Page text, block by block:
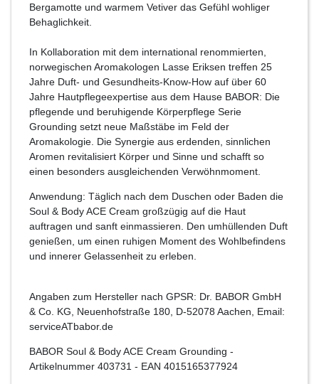
Bergamotte und warmem Vetiver das Gefühl wohliger
Behaglichkeit.
In Kollaboration mit dem international renommierten,
norwegischen Aromakologen Lasse Eriksen treffen 25
Jahre Duft- und Gesundheits-Know-How auf über 60
Jahre Hautpflegeexpertise aus dem Hause BABOR: Die
pflegende und beruhigende Körperpflege Serie
Grounding setzt neue Maßstäbe im Feld der
Aromakologie. Die Synergie aus erdenden, sinnlichen
Aromen revitalisiert Körper und Sinne und schafft so
einen besonders ausgleichenden Verwöhnmoment.
Anwendung: Täglich nach dem Duschen oder Baden die
Soul & Body ACE Cream großzügig auf die Haut
auftragen und sanft einmassieren. Den umhüllenden Duft
genießen, um einen ruhigen Moment des Wohlbefindens
und innerer Gelassenheit zu erleben.
Angaben zum Hersteller nach GPSR: Dr. BABOR GmbH
& Co. KG, Neuenhofstraße 180, D-52078 Aachen, Email:
serviceATbabor.de
BABOR Soul & Body ACE Cream Grounding -
Artikelnummer 403731 - EAN 4015165377924